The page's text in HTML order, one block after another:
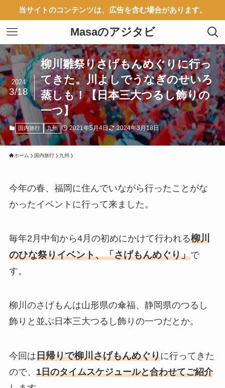
当サイトのコンテンツは、広告を含む場合があります。
Masaのアジタビ
柳川雛祭りさげもんめぐりに行っ
てきた。川よしでうなぎのせいろ
蒸しも！【日本三大つるし飾りの
一つ】
2024
3/18
国内旅行 九州 2021年5月4日 2024年3月18日
ホーム 国内旅行 九州
今年の春、福岡に住んでいながら行ったことがな
かったイベントに行って来ました。
毎年2月中旬から4月の初めにかけて行われる柳川
のひな祭りイベント、「さげもんめぐり」で
す。
柳川のさげもんは山形県の傘福、静岡県のつるし
飾りと並ぶ日本三大つるし飾りの一つだとか。
今回は日帰りで柳川さげもんめぐりに行ってきた
ので、 1日のタイムスケジュールと合わせてご紹介